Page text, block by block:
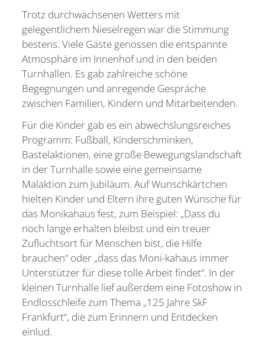
Trotz durchwachsenen Wetters mit
gelegentlichem Nieselregen war die Stimmung
bestens. Viele Gäste genossen die entspannte
Atmosphäre im Innenhof und in den beiden
Turnhallen. Es gab zahlreiche schöne
Begegnungen und anregende Gespräche
zwischen Familien, Kindern und Mitarbeitenden.
Für die Kinder gab es ein abwechslungsreiches
Programm: Fußball, Kinderschminken,
Bastelaktionen, eine große Bewegungslandschaft
in der Turnhalle sowie eine gemeinsame
Malaktion zum Jubiläum. Auf Wunschkärtchen
hielten Kinder und Eltern ihre guten Wünsche für
das Monikahaus fest, zum Beispiel: „Dass du
noch lange erhalten bleibst und ein treuer
Zufluchtsort für Menschen bist, die Hilfe
brauchen“ oder „dass das Moni-kahaus immer
Unterstützer für diese tolle Arbeit findet“. In der
kleinen Turnhalle lief außerdem eine Fotoshow in
Endlosschleife zum Thema „125 Jahre SkF
Frankfurt“, die zum Erinnern und Entdecken
einlud.